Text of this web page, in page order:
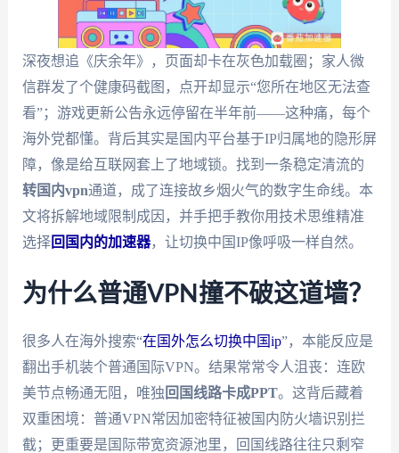
深夜想追《庆余年》，页面却卡在灰色加载圈；家人微
信群发了个健康码截图，点开却显示“您所在地区无法查
看”；游戏更新公告永远停留在半年前——这种痛，每个
海外党都懂。背后其实是国内平台基于IP归属地的隐形屏
障，像是给互联网套上了地域锁。找到一条稳定清流的
转国内vpn通道，成了连接故乡烟火气的数字生命线。本
文将拆解地域限制成因，并手把手教你用技术思维精准
选择回国内的加速器，让切换中国IP像呼吸一样自然。
为什么普通VPN撞不破这道墙？
很多人在海外搜索“在国外怎么切换中国ip”，本能反应是
翻出手机装个普通国际VPN。结果常常令人沮丧：连欧
美节点畅通无阻，唯独 回国线路卡成PPT。这背后藏着
双重困境：普通VPN常因加密特征被国内防火墙识别拦
截；更重要是国际带宽资源池里，回国线路往往只剩窄